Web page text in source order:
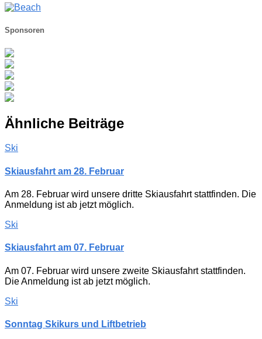
Sponsoren
Ähnliche Beiträge
Ski
Skiausfahrt am 28. Februar
Am 28. Februar wird unsere dritte Skiausfahrt stattfinden. Die
Anmeldung ist ab jetzt möglich.
Ski
Skiausfahrt am 07. Februar
Am 07. Februar wird unsere zweite Skiausfahrt stattfinden.
Die Anmeldung ist ab jetzt möglich.
Ski
Sonntag Skikurs und Liftbetrieb